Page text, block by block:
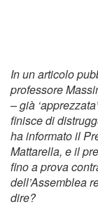
In un articolo
professore
– già
finisce di
ha informato il
Mattarella, e il
fino a prova
dell’Assemblea
dire?